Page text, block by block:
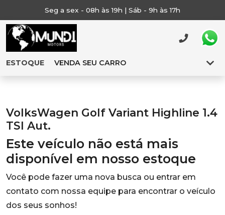
Seg a sex - 08h às 19h | Sáb - 9h às 17h
ESTOQUE VENDA SEU CARRO
VolksWagen Golf Variant Highline 1.4
TSI Aut.
Este veículo não está mais
disponível em nosso estoque
Você pode fazer uma nova busca ou entrar em
contato com nossa equipe para encontrar o veículo
dos seus sonhos!